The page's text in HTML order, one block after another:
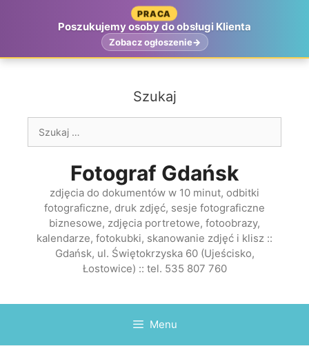
PRACA
Poszukujemy osoby do obsługi Klienta
Zobacz ogłoszenie
Szukaj
Fotograf Gdańsk
zdjęcia do dokumentów w 10 minut, odbitki
fotograficzne, druk zdjęć, sesje fotograficzne
biznesowe, zdjęcia portretowe, fotoobrazy,
kalendarze, fotokubki, skanowanie zdjęć i klisz ::
Gdańsk, ul. Świętokrzyska 60 (Ujeścisko,
Łostowice) :: tel. 535 807 760
Menu